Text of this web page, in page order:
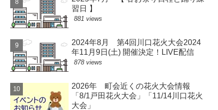
習日 】
881 views
2024年8月 第4回川口花火大会2024
年11月9日(土) 開催決定！LIVE配信
878 views
2026年 町会近くの花火大会情報
「8/1戸田花火大会」「11/14川口花火
大会」